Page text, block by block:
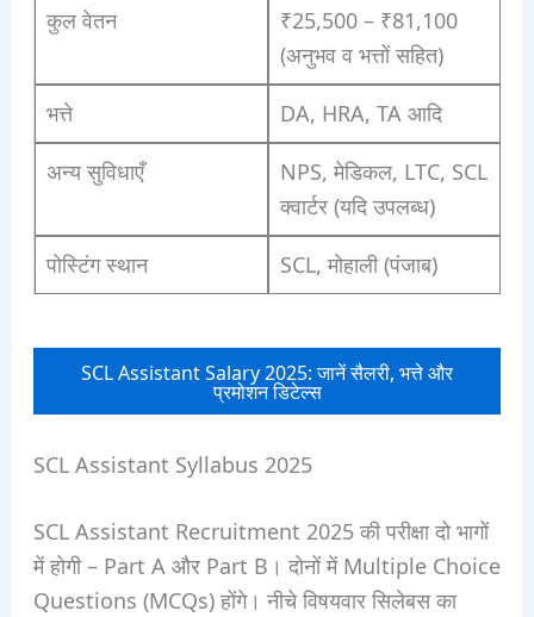
कुल वेतन
₹25,500 – ₹81,100
(अनुभव व भत्तों सहित)
भत्ते DA, HRA, TA आदि
अन्य सुविधाएँ
NPS, मेडिकल, LTC, SCL
क्वार्टर (यदि उपलब्ध)
पोस्टिंग स्थान SCL, मोहाली (पंजाब)
SCL Assistant Salary 2025: जानें सैलरी, भत्ते और
प्रमोशन डिटेल्स
SCL Assistant Syllabus 2025
SCL Assistant Recruitment 2025 की परीक्षा दो भागों
में होगी – Part A और Part B। दोनों में Multiple Choice
Questions (MCQs) होंगे। नीचे विषयवार सिलेबस का